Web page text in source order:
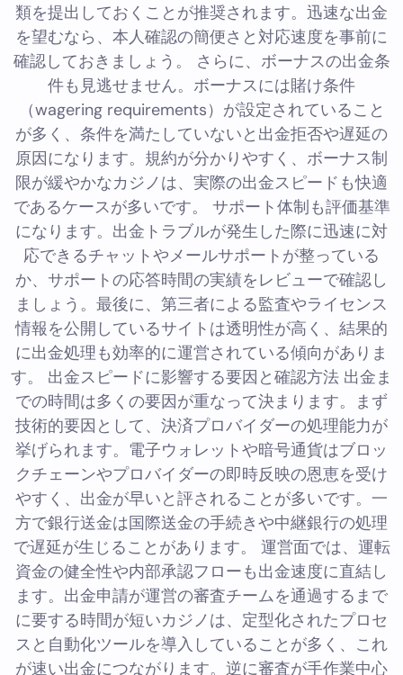
類を提出しておくことが推奨されます。迅速な出金
を望むなら、本人確認の簡便さと対応速度を事前に
確認しておきましょう。 さらに、ボーナスの出金条
件も見逃せません。ボーナスには賭け条件
（wagering requirements）が設定されていること
が多く、条件を満たしていないと出金拒否や遅延の
原因になります。規約が分かりやすく、ボーナス制
限が緩やかなカジノは、実際の出金スピードも快適
であるケースが多いです。 サポート体制も評価基準
になります。出金トラブルが発生した際に迅速に対
応できるチャットやメールサポートが整っている
か、サポートの応答時間の実績をレビューで確認し
ましょう。最後に、第三者による監査やライセンス
情報を公開しているサイトは透明性が高く、結果的
に出金処理も効率的に運営されている傾向がありま
す。 出金スピードに影響する要因と確認方法 出金ま
での時間は多くの要因が重なって決まります。まず
技術的要因として、決済プロバイダーの処理能力が
挙げられます。電子ウォレットや暗号通貨はブロッ
クチェーンやプロバイダーの即時反映の恩恵を受け
やすく、出金が早いと評されることが多いです。一
方で銀行送金は国際送金の手続きや中継銀行の処理
で遅延が生じることがあります。 運営面では、運転
資金の健全性や内部承認フローも出金速度に直結し
ます。出金申請が運営の審査チームを通過するまで
に要する時間が短いカジノは、定型化されたプロセ
スと自動化ツールを導入していることが多く、これ
が速い出金につながります。逆に審査が手作業中心